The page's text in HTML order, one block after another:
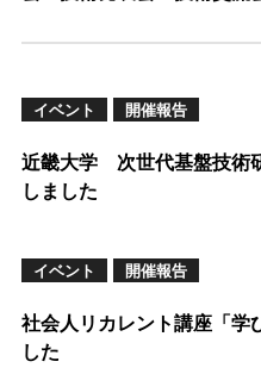
イベント 開催報告
近畿大学 次世代基盤技術
しました
イベント 開催報告
社会人リカレント講座「学
した